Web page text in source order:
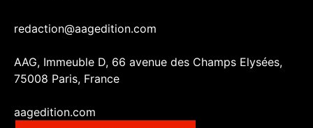
redaction@aagedition.com
AAG, Immeuble D, 66 avenue des Champs Elysées,
75008 Paris, France
aagedition.com